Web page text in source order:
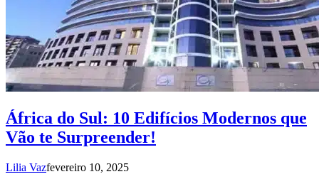
África do Sul: 10 Edifícios Modernos que
Vão te Surpreender!
Lilia Vazfevereiro 10, 2025